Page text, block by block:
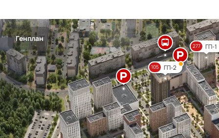
Генплан
277 ГП-1
105 ГП-2